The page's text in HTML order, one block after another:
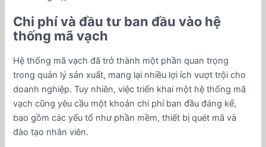
Chi phí và đầu tư ban đầu vào hệ
thống mã vạch
Hệ thống mã vạch đã trở thành một phần quan trọng
trong quản lý sản xuất, mang lại nhiều lợi ích vượt trội cho
doanh nghiệp. Tuy nhiên, việc triển khai một hệ thống mã
vạch cũng yêu cầu một khoản chi phí ban đầu đáng kể,
bao gồm các yếu tố như phần mềm, thiết bị quét mã và
đào tạo nhân viên.